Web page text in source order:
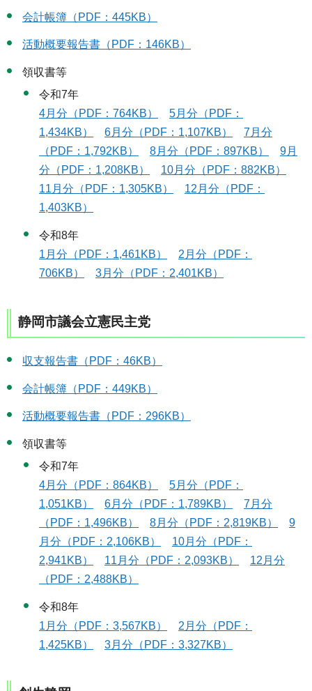
会計帳簿（PDF：445KB）
活動概要報告書（PDF：146KB）
領収書等
令和7年
4月分（PDF：764KB）
5月分（PDF：
1,434KB）
6月分（PDF：1,107KB）
7月分
（PDF：1,792KB）
8月分（PDF：897KB）
9月
分（PDF：1,208KB）
10月分（PDF：882KB）
11月分（PDF：1,305KB）
12月分（PDF：
1,403KB）
令和8年
1月分（PDF：1,461KB）
2月分（PDF：
706KB）
3月分（PDF：2,401KB）
静岡市議会立憲民主党
収支報告書（PDF：46KB）
会計帳簿（PDF：449KB）
活動概要報告書（PDF：296KB）
領収書等
令和7年
4月分（PDF：864KB）
5月分（PDF：
1,051KB）
6月分（PDF：1,789KB）
7月分
（PDF：1,496KB）
8月分（PDF：2,819KB）
9
月分（PDF：2,106KB）
10月分（PDF：
2,941KB）
11月分（PDF：2,093KB）
12月分
（PDF：2,488KB）
令和8年
1月分（PDF：3,567KB）
2月分（PDF：
1,425KB）
3月分（PDF：3,327KB）